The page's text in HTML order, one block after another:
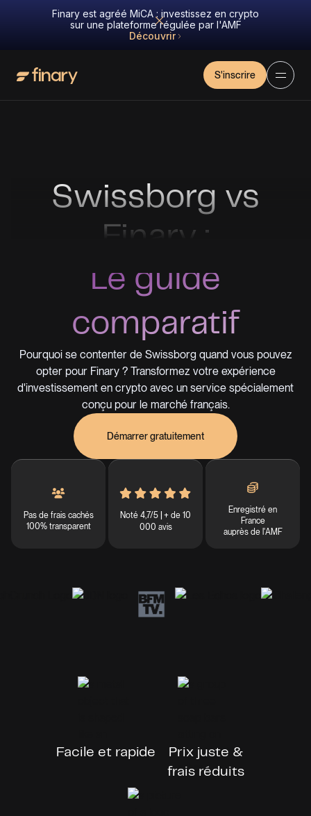
Finary est agréé MiCA : investissez en crypto
sur une plateforme régulée par l'AMF
Découvrir
S'inscrire
Swissborg vs
Finary :
Le guide
comparatif
Pourquoi se contenter de Swissborg quand vous pouvez
opter pour Finary ? Transformez votre expérience
d'investissement en crypto avec un service spécialement
conçu pour le marché français.
Démarrer gratuitement
Pas de frais cachés
100% transparent
Noté 4,7/5 + de 10
000 avis
Enregistré en
France
auprès de l'AMF
Facile et rapide
Prix juste &
frais réduits